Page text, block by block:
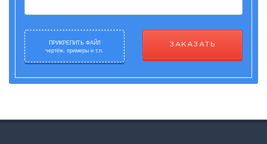
ПРИКРЕПИТЬ ФАЙЛ
чертёж, примеры и т.п.
ЗАКАЗАТЬ